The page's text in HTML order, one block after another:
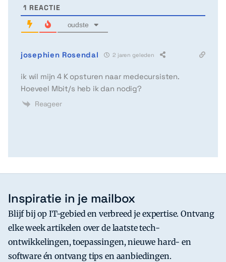
1 REACTIE
oudste
josephien Rosendal 2 jaren geleden
ik wil mijn 4 K opsturen naar medecursisten.
Hoeveel Mbit/s heb ik dan nodig?
Reageer
Inspiratie in je mailbox
Blijf bij op IT-gebied en verbreed je expertise. Ontvang
elke week artikelen over de laatste tech-
ontwikkelingen, toepassingen, nieuwe hard- en
software én ontvang tips en aanbiedingen.